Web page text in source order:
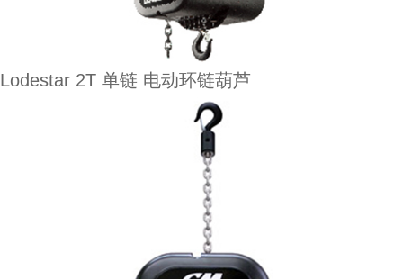
Lodestar 2T 单链 电动环链葫芦